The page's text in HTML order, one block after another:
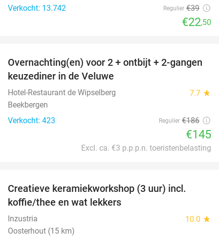
Verkocht: 13.742 Regulier €39
€22,50
22%
Overnachting(en) voor 2 + ontbijt + 2-gangen
keuzediner in de Veluwe
Hotel-Restaurant de Wipselberg 7.7 star
Beekbergen
Verkocht: 423
Regulier €186
€145
Excl. ca. €3 p.p.p.n. toeristenbelasting
Creatieve keramiekworkshop (3 uur) incl.
koffie/thee en wat lekkers
Inzustria 10.0 star
Oosterhout (15 km)